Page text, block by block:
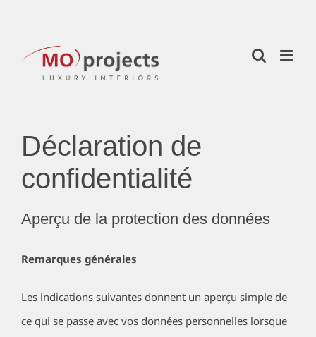
content
Déclaration de
confidentialité
Aperçu de la protection des données
Remarques générales
Les indications suivantes donnent un aperçu simple de
ce qui se passe avec vos données personnelles lorsque